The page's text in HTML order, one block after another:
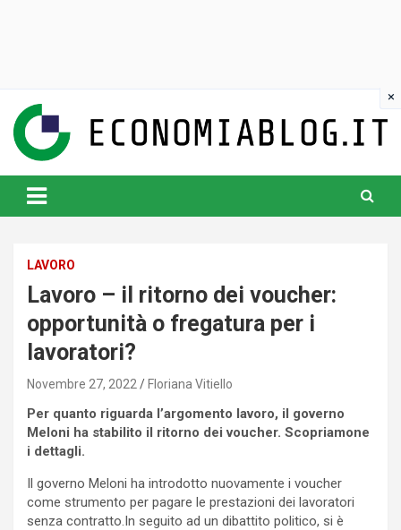
content
www.economiablog.it
LAVORO
Lavoro – il ritorno dei voucher:
opportunità o fregatura per i
lavoratori?
Novembre 27, 2022 Floriana Vitiello
Per quanto riguarda l’argomento lavoro, il governo
Meloni ha stabilito il ritorno dei voucher. Scopriamone
i dettagli.
Il governo Meloni ha introdotto nuovamente i voucher
come strumento per pagare le prestazioni dei lavoratori
senza contratto.In seguito ad un dibattito politico, si è